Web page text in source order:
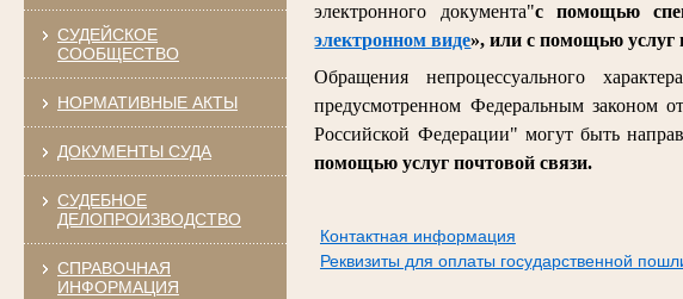
СУДЕЙСКОЕ
СООБЩЕСТВО
НОРМАТИВНЫЕ АКТЫ
ДОКУМЕНТЫ СУДА
СУДЕБНОЕ
ДЕЛОПРОИЗВОДСТВО
СПРАВОЧНАЯ
ИНФОРМАЦИЯ
электронного документа"с помощью
электронном виде», или с помощью услуг
Обращения непроцессуального
предусмотренном Федеральным законом
Российской Федерации" могут быть
помощью услуг почтовой связи.
Контактная информация
Реквизиты для оплаты государственной